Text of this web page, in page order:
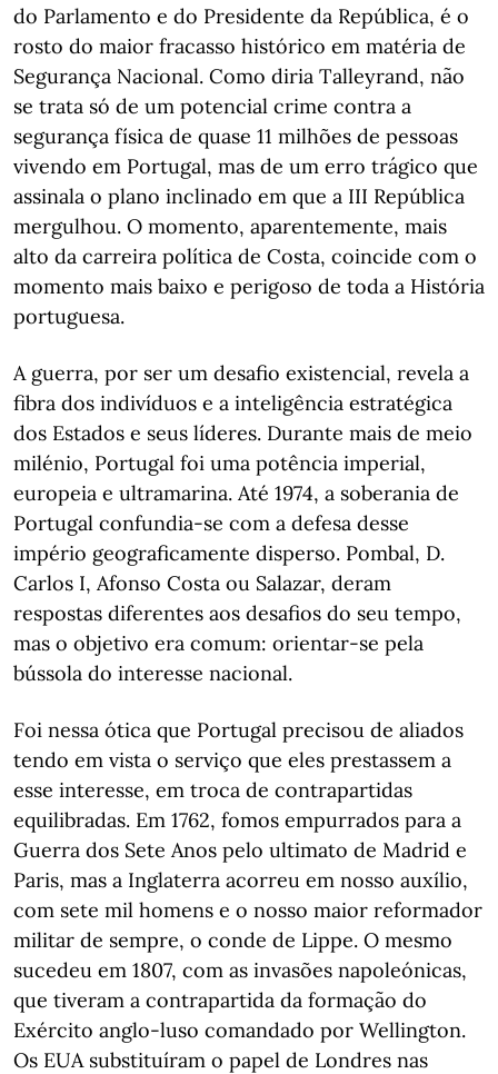
do Parlamento e do Presidente da República, é o
rosto do maior fracasso histórico em matéria de
Segurança Nacional. Como diria Talleyrand, não
se trata só de um potencial crime contra a
segurança física de quase 11 milhões de pessoas
vivendo em Portugal, mas de um erro trágico que
assinala o plano inclinado em que a III República
mergulhou. O momento, aparentemente, mais
alto da carreira política de Costa, coincide com o
momento mais baixo e perigoso de toda a História
portuguesa.
A guerra, por ser um desafio existencial, revela a
fibra dos indivíduos e a inteligência estratégica
dos Estados e seus líderes. Durante mais de meio
milénio, Portugal foi uma potência imperial,
europeia e ultramarina. Até 1974, a soberania de
Portugal confundia-se com a defesa desse
império geograficamente disperso. Pombal, D.
Carlos I, Afonso Costa ou Salazar, deram
respostas diferentes aos desafios do seu tempo,
mas o objetivo era comum: orientar-se pela
bússola do interesse nacional.
Foi nessa ótica que Portugal precisou de aliados
tendo em vista o serviço que eles prestassem a
esse interesse, em troca de contrapartidas
equilibradas. Em 1762, fomos empurrados para a
Guerra dos Sete Anos pelo ultimato de Madrid e
Paris, mas a Inglaterra acorreu em nosso auxílio,
com sete mil homens e o nosso maior reformador
militar de sempre, o conde de Lippe. O mesmo
sucedeu em 1807, com as invasões napoleónicas,
que tiveram a contrapartida da formação do
Exército anglo-luso comandado por Wellington.
Os EUA substituíram o papel de Londres nas